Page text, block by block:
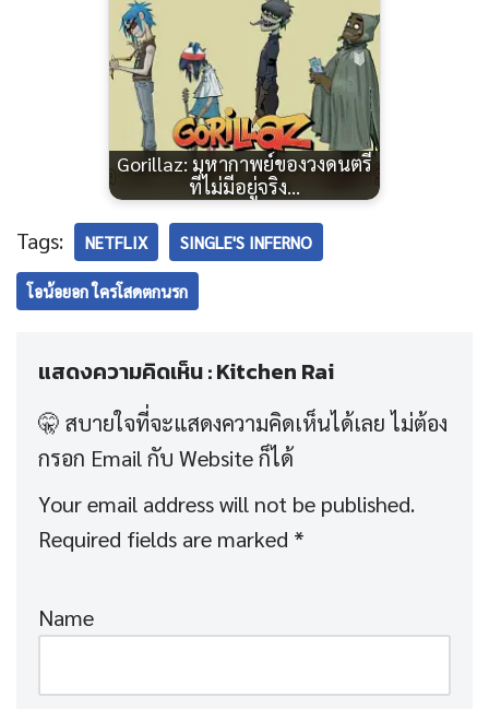
Gorillaz: มหากาพย์ของวงดนตรี
ที่ไม่มีอยู่จริง…
Tags: NETFLIX SINGLE'S INFERNO
โอน้อยอก ใครโสดตกนรก
แสดงความคิดเห็น : Kitchen Rai
Your email address will not be published.
Required fields are marked *
Name